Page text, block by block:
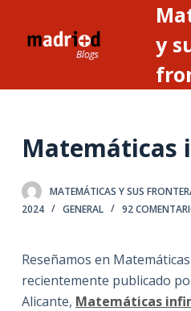
o
e
n
y
Matemáticas
MATEMÁTICAS Y SUS
2024
GENERAL 92
Reseñamos en
recientemente publicado
Alicante, Matemáticas